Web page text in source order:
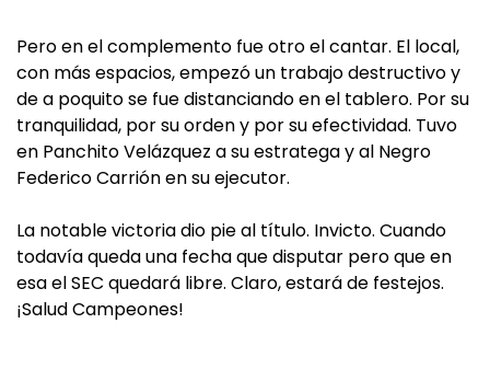
Pero en el complemento fue otro el cantar. El local,
con más espacios, empezó un trabajo destructivo y
de a poquito se fue distanciando en el tablero. Por su
tranquilidad, por su orden y por su efectividad. Tuvo
en Panchito Velázquez a su estratega y al Negro
Federico Carrión en su ejecutor.
La notable victoria dio pie al título. Invicto. Cuando
todavía queda una fecha que disputar pero que en
esa el SEC quedará libre. Claro, estará de festejos.
¡Salud Campeones!